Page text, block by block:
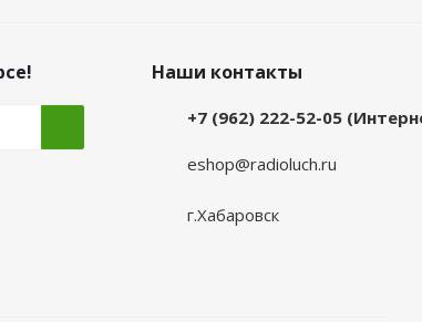
Наши контакты
+7 (962) 222-52-05
eshop@radioluch.ru
г.Хабаровск